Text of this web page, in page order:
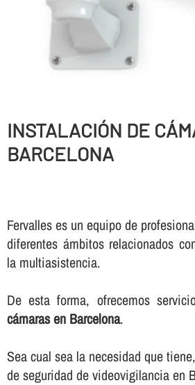
INSTALACIÓN DE
BARCELONA
Fervalles es un equipo de
diferentes ámbitos relacionados
la multiasistencia.
De esta forma, ofrecemos
cámaras en Barcelona.
Sea cual sea la necesidad que
de seguridad de videovigilancia en